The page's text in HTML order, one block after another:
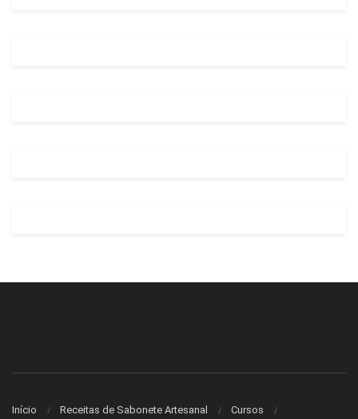
Início Receitas de Sabonete Artesanal Cursos